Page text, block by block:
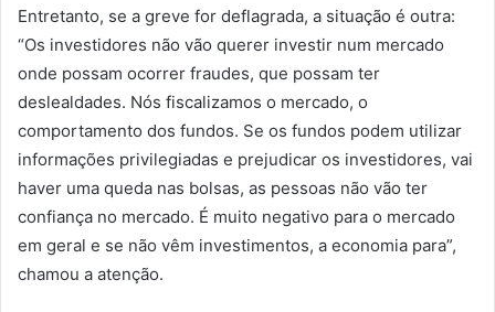
Entretanto, se a greve for deflagrada, a situação é outra:
“Os investidores não vão querer investir num mercado
onde possam ocorrer fraudes, que possam ter
deslealdades. Nós fiscalizamos o mercado, o
comportamento dos fundos. Se os fundos podem utilizar
informações privilegiadas e prejudicar os investidores, vai
haver uma queda nas bolsas, as pessoas não vão ter
confiança no mercado. É muito negativo para o mercado
em geral e se não vêm investimentos, a economia para”,
chamou a atenção.